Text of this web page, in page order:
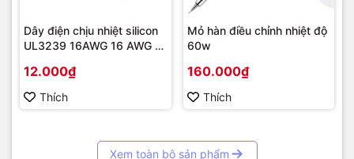
Dây điện chịu nhiệt silicon
UL3239 16AWG 16 AWG (1
12.000₫
Thích
Mỏ hàn điều chỉnh nhiệt độ
60w
160.000₫
Thích
Xem toàn bộ sản phẩm